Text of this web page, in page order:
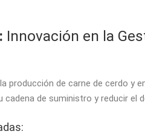
Innovación en la
producción de carne de cerdo y
de suministro y reducir el